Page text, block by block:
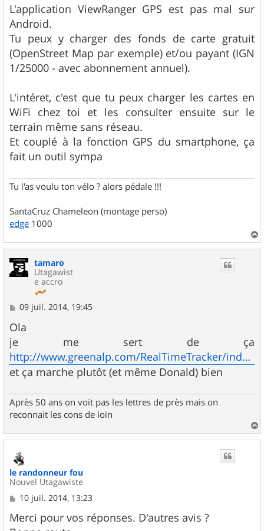
s
s
a
g
e
L'application ViewRanger GPS est pas mal sur
Android.
Tu peux y charger des fonds de carte gratuit
(OpenStreet Map par exemple) et/ou payant (IGN
1/25000 - avec abonnement annuel).
L'intéret, c'est que tu peux charger les cartes en
WiFi chez toi et les consulter ensuite sur le
terrain même sans réseau.
Et couplé à la fonction GPS du smartphone, ça
fait un outil sympa
Tu l'as voulu ton vélo ? alors pédale !!!
SantaCruz Chameleon (montage perso)
edge 1000
a
tamaro
Utagawist
e accro
M
s
s
a
g
e
09 juil. 2014, 19:45
Ola
je me sert de ça
http://www.greenalp.com/RealTimeTracker/index.php
et ça marche plutôt (et même Donald) bien
Après 50 ans on voit pas les lettres de près mais on
reconnait les cons de loin
a
le randonneur fou
Nouvel Utagawiste
M
s
s
10 juil. 2014, 13:23
Merci pour vos réponses. D'autres avis ?